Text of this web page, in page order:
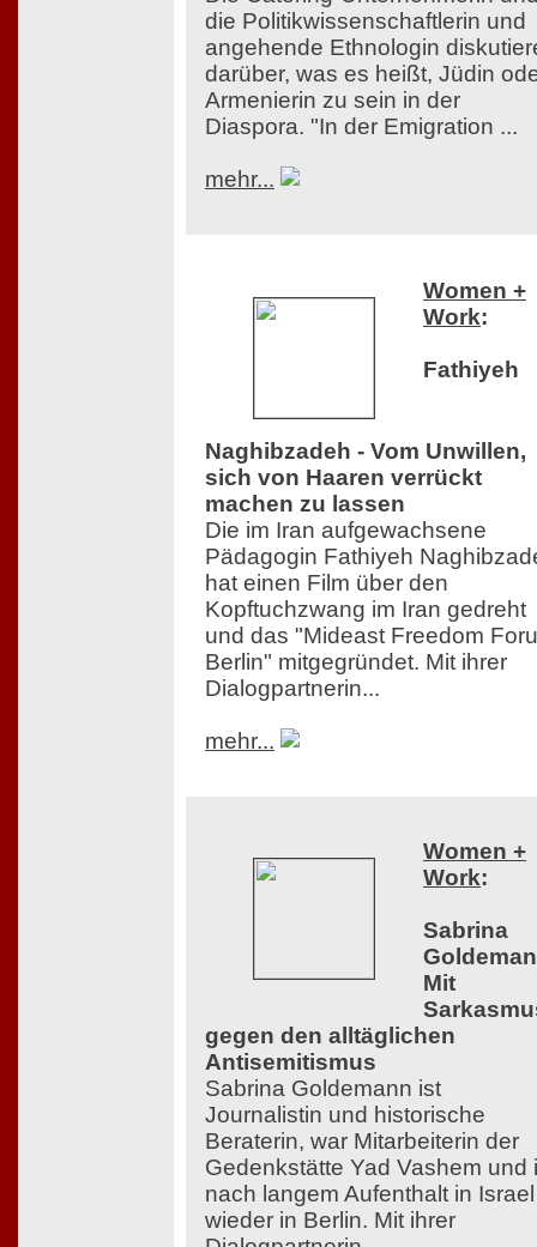
die Politikwissenschaftlerin und
angehende Ethnologin
darüber, was es heißt, Jüdin
Armenierin zu sein in der
Diaspora. "In der Emigration ...
mehr...
Women +
Work:
Fathiyeh
Naghibzadeh - Vom Unwillen,
sich von Haaren verrückt
machen zu lassen
Die im Iran aufgewachsene
Pädagogin Fathiyeh
hat einen Film über den
Kopftuchzwang im Iran gedreht
und das "Mideast Freedom
Berlin" mitgegründet. Mit ihrer
Dialogpartnerin...
mehr...
Women +
Work:
Sabrina
Mit
gegen den alltäglichen
Antisemitismus
Sabrina Goldemann ist
Journalistin und historische
Beraterin, war Mitarbeiterin der
Gedenkstätte Yad Vashem und
nach langem Aufenthalt in Israel
wieder in Berlin. Mit ihrer